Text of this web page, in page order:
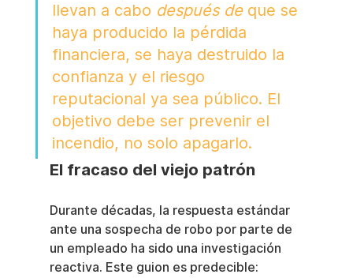
llevan a cabo después de que se
haya producido la pérdida
financiera, se haya destruido la
confianza y el riesgo
reputacional ya sea público. El
objetivo debe ser prevenir el
incendio, no solo apagarlo.
El fracaso del viejo patrón
Durante décadas, la respuesta estándar
ante una sospecha de robo por parte de
un empleado ha sido una investigación
reactiva. Este guion es predecible: